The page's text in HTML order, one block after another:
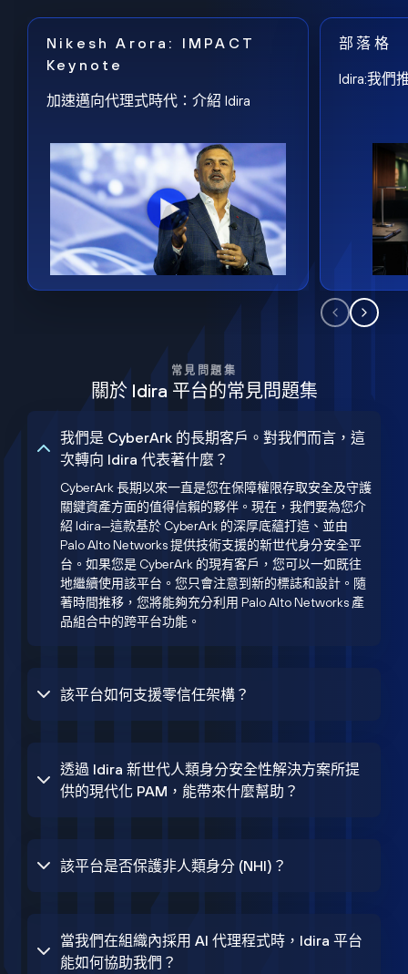
Nikesh Arora: IMPACT
Keynote
加速邁向代理式時代：介紹 Idira
部落格
Idira:我們
常見問題集
關於 Idira 平台的常見問題集
我們是 CyberArk 的長期客戶。對我們而言，這
次轉向 Idira 代表著什麼？
CyberArk 長期以來一直是您在保障權限存取安全及守護
關鍵資產方面的值得信賴的夥伴。現在，我們要為您介
紹 Idira—這款基於 CyberArk 的深厚底蘊打造、並由
Palo Alto Networks 提供技術支援的新世代身分安全平
台。如果您是 CyberArk 的現有客戶，您可以一如既往
地繼續使用該平台。您只會注意到新的標誌和設計。隨
著時間推移，您將能夠充分利用 Palo Alto Networks 產
品組合中的跨平台功能。
該平台如何支援零信任架構？
透過 Idira 新世代人類身分安全性解決方案所提
供的現代化 PAM，能帶來什麼幫助？
該平台是否保護非人類身分 (NHI)？
當我們在組織內採用 AI 代理程式時，Idira 平台
能如何協助我們？